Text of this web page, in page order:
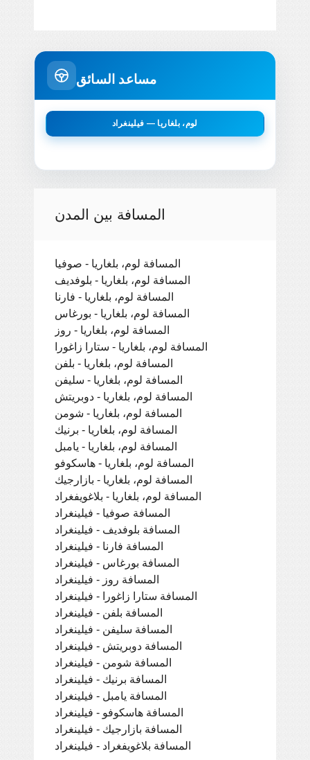
مساعد السائق
لوم، بلغاريا — فيلينغراد
المسافة بين المدن
المسافة لوم، بلغاريا - صوفيا
المسافة لوم، بلغاريا - بلوفديف
المسافة لوم، بلغاريا - فارنا
المسافة لوم، بلغاريا - بورغاس
المسافة لوم، بلغاريا - روز
المسافة لوم، بلغاريا - ستارا زاغورا
المسافة لوم، بلغاريا - بلفن
المسافة لوم، بلغاريا - سليفن
المسافة لوم، بلغاريا - دوبريتش
المسافة لوم، بلغاريا - شومن
المسافة لوم، بلغاريا - برنيك
المسافة لوم، بلغاريا - يامبل
المسافة لوم، بلغاريا - هاسكوفو
المسافة لوم، بلغاريا - بازارجيك
المسافة لوم، بلغاريا - بلاغويفغراد
المسافة صوفيا - فيلينغراد
المسافة بلوفديف - فيلينغراد
المسافة فارنا - فيلينغراد
المسافة بورغاس - فيلينغراد
المسافة روز - فيلينغراد
المسافة ستارا زاغورا - فيلينغراد
المسافة بلفن - فيلينغراد
المسافة سليفن - فيلينغراد
المسافة دوبريتش - فيلينغراد
المسافة شومن - فيلينغراد
المسافة برنيك - فيلينغراد
المسافة يامبل - فيلينغراد
المسافة هاسكوفو - فيلينغراد
المسافة بازارجيك - فيلينغراد
المسافة بلاغويفغراد - فيلينغراد